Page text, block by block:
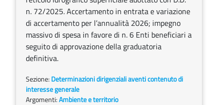
n. 72/2025. Accertamento in entrata e variazione
di accertamento per l’annualità 2026; impegno
massivo di spesa in favore di n. 6 Enti beneficiari a
seguito di approvazione della graduatoria
definitiva.
Sezione: Determinazioni dirigenziali aventi contenuto di
interesse generale
Argomenti:Ambiente e territorio